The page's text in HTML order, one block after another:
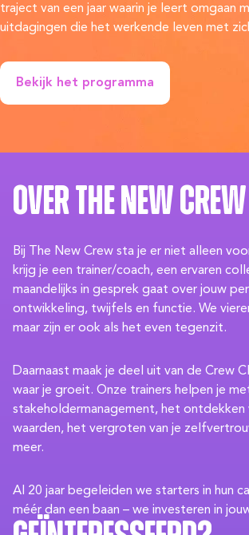
traject van een jaar waarin je leert omgaan
uitdagingen die het werkende leven met
Bekijk het programma
Over The New Crew
Bij The New Crew sta je er niet alleen
krijg je een trainer/coach, een ervaren
maandelijks in gesprek gaat over jouw
ontwikkeling, twijfels en functie. We
maar zijn er ook als het even tegenzit.
Daarnaast maak je deel uit van de Crew
waar je groeit. Onze trainers helpen je
stakeholdermanagement, het ontdekken
waarden, het vergroten van je
meer.
Al 20 jaar begeleiden we starters in hun
méér dan een baan – we investeren in